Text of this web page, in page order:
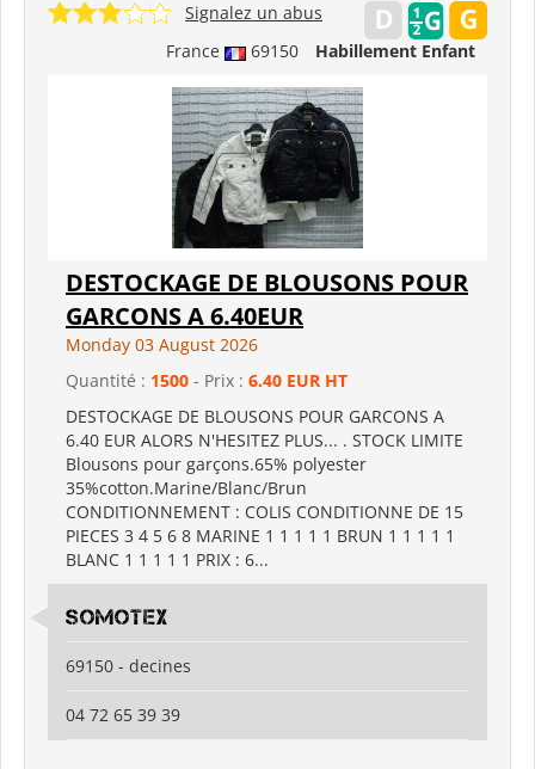
France 69150 Habillement Enfant
Signalez un abus
DESTOCKAGE DE BLOUSONS POUR
GARCONS A 6.40EUR
Monday 03 August 2026
Quantité : 1500 - Prix : 6.40 EUR HT
DESTOCKAGE DE BLOUSONS POUR GARCONS A
6.40 EUR ALORS N'HESITEZ PLUS... . STOCK LIMITE
Blousons pour garçons.65% polyester
35%cotton.Marine/Blanc/Brun
CONDITIONNEMENT : COLIS CONDITIONNE DE 15
PIECES 3 4 5 6 8 MARINE 1 1 1 1 1 BRUN 1 1 1 1 1
BLANC 1 1 1 1 1 PRIX : 6...
somotex
69150 - decines
04 72 65 39 39